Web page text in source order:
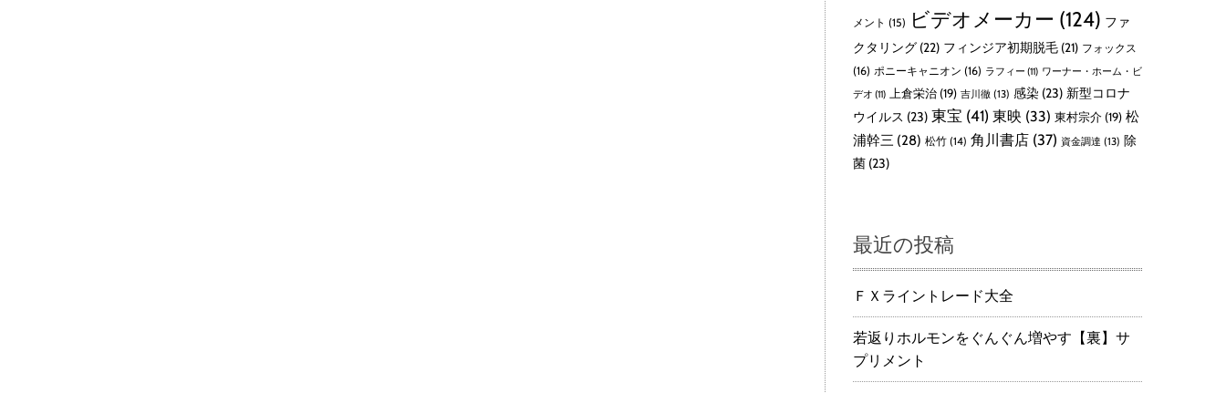
メント (15) ビデオメーカー (124) ファ
クタリング (22) フィンジア初期脱毛 (21) フォックス
(16) ポニーキャニオン (16) ラフィー (11) ワーナー・ホーム・ビ
デオ (11) 上倉栄治 (19) 吉川徹 (13) 感染 (23) 新型コロナ
ウイルス (23) 東宝 (41) 東映 (33) 東村宗介 (19) 松
浦幹三 (28) 松竹 (14) 角川書店 (37) 資金調達 (13) 除
菌 (23)
最近の投稿
ＦＸライントレード大全
若返りホルモンをぐんぐん増やす【裏】サ
プリメント